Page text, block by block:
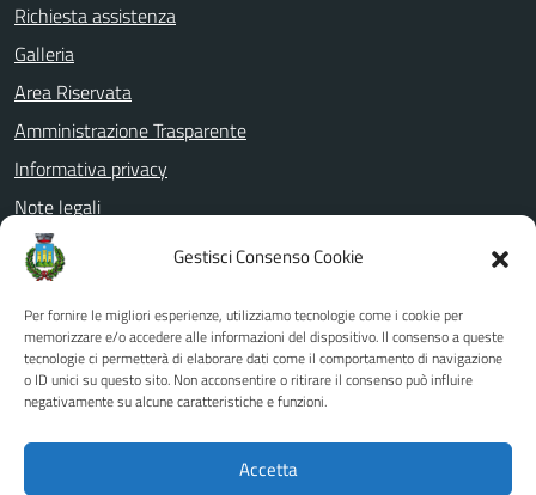
Gestisci Consenso Cookie
Per fornire le migliori esperienze, utilizziamo tecnologie come i cookie per
memorizzare e/o accedere alle informazioni del dispositivo. Il consenso a queste
tecnologie ci permetterà di elaborare dati come il comportamento di navigazione
o ID unici su questo sito. Non acconsentire o ritirare il consenso può influire
negativamente su alcune caratteristiche e funzioni.
Accetta
Richiesta assistenza
Galleria
Area Riservata
Amministrazione Trasparente
Informativa privacy
Note legali
Dichiarazione di accessibilità
Whistleblowing
PagoPa
Piano di miglioramento del sito
SEGUICI SU